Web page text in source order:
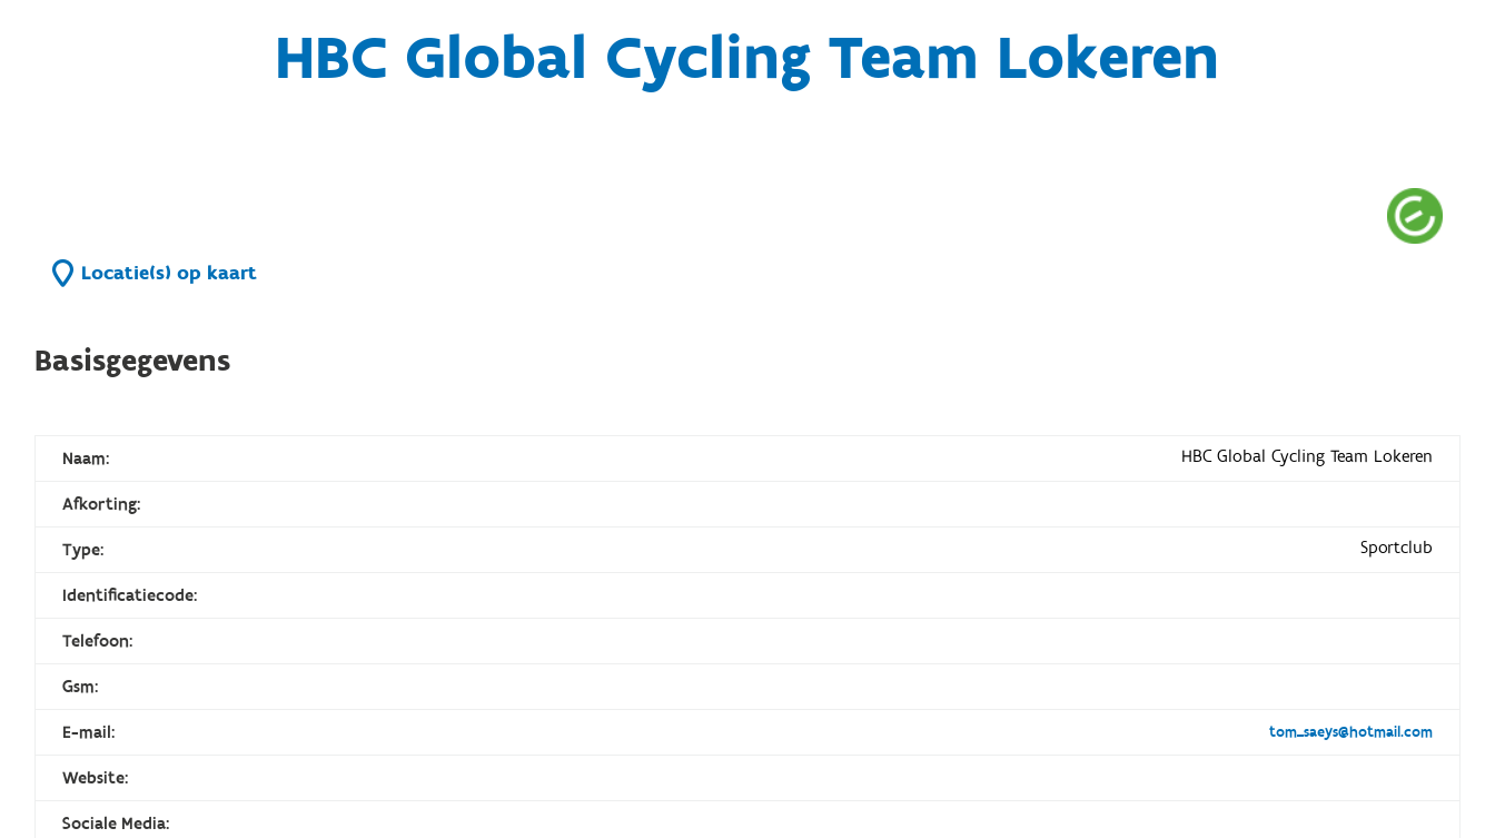
HBC Global Cycling Team Lokeren
Locatie(s) op kaart
Basisgegevens
Naam: HBC Global Cycling Team Lokeren
Afkorting:
Type: Sportclub
Identificatiecode:
Telefoon:
Gsm:
E-mail: tom_saeys@hotmail.com
Website:
Sociale Media: